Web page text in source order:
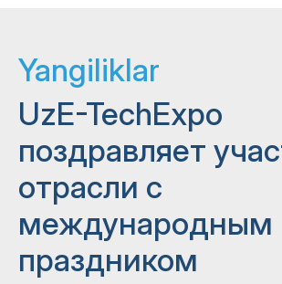
Yangiliklar
UzE-TechExpo
поздравляет
отрасли с
международным
праздником